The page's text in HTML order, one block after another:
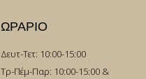
ΩΡΑΡΙΟ
Δευτ-Τετ: 10:00-15:00
Τρ-Πέμ-Παρ: 10:00-15:00 &